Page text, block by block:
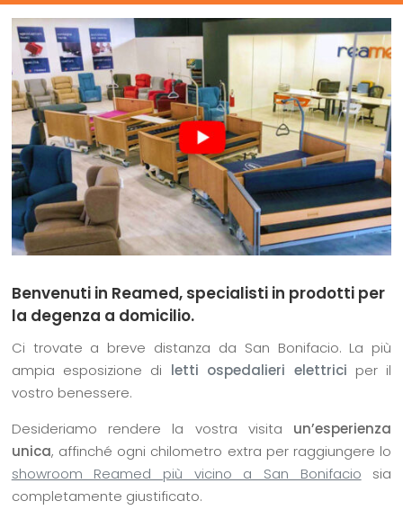
Benvenuti in Reamed, specialisti in prodotti per
la degenza a domicilio.
Ci trovate a breve distanza da San Bonifacio. La più
ampia esposizione di letti ospedalieri elettrici per il
vostro benessere.
Desideriamo rendere la vostra visita un’esperienza
unica, affinché ogni chilometro extra per raggiungere lo
showroom Reamed più vicino a San Bonifacio sia
completamente giustificato.